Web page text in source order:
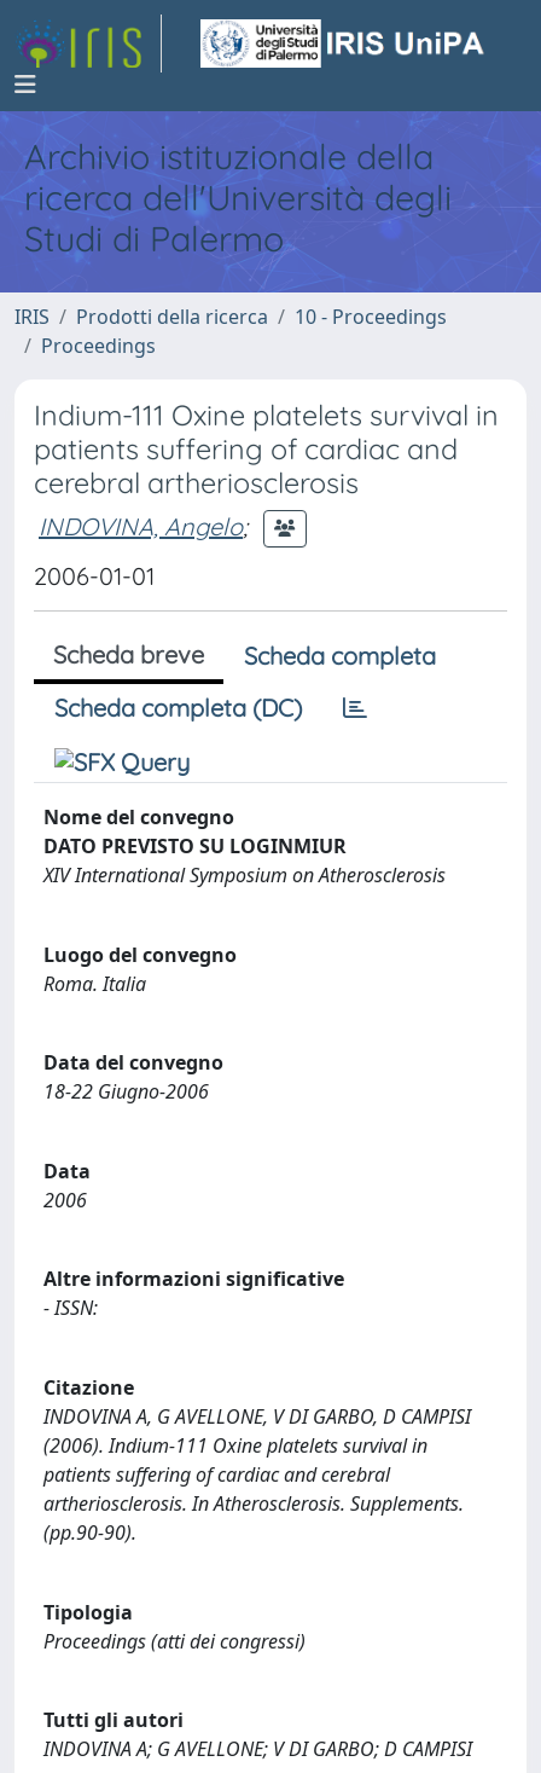
Archivio istituzionale della
ricerca dell'Università degli
Studi di Palermo
IRIS Prodotti della ricerca
10 - Proceedings
Proceedings
Indium-111 Oxine platelets survival in
patients suffering of cardiac and
cerebral artheriosclerosis
INDOVINA, Angelo;
2006-01-01
Scheda breve
Scheda completa
Scheda completa (DC)
Nome del convegno
DATO PREVISTO SU LOGINMIUR
XIV International Symposium on Atherosclerosis
Luogo del convegno
Roma. Italia
Data del convegno
18-22 Giugno-2006
Data
2006
Altre informazioni significative
- ISSN:
Citazione
INDOVINA A, G AVELLONE, V DI GARBO, D CAMPISI
(2006). Indium-111 Oxine platelets survival in
patients suffering of cardiac and cerebral
artheriosclerosis. In Atherosclerosis. Supplements.
(pp.90-90).
Tipologia
Proceedings (atti dei congressi)
Tutti gli autori
INDOVINA A; G AVELLONE; V DI GARBO; D CAMPISI